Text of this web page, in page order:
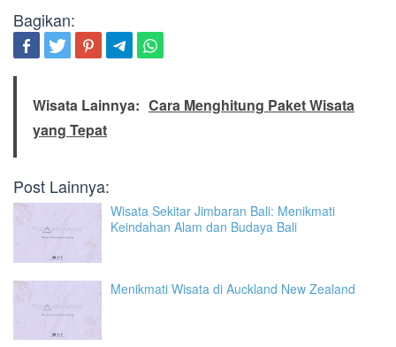
Bagikan:
Wisata Lainnya: Cara Menghitung Paket Wisata
yang Tepat
Post Lainnya:
Wisata Sekitar Jimbaran Bali: Menikmati
Keindahan Alam dan Budaya Bali
Menikmati Wisata di Auckland New Zealand